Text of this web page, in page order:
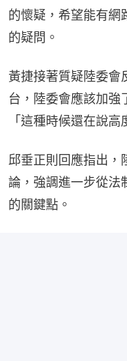
的懷疑，希望能有網
的疑問。
黃捷接著質疑陸委會
台，陸委會應該加強
「這種時候還在說
邱垂正則回應指出，
論，強調進一步從法
的關鍵點。